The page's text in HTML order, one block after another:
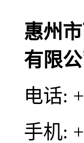
惠州
有限公
电话:
手机: